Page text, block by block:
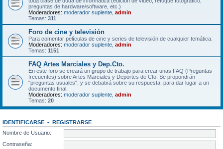
preguntas de hardware/software, etc.)
Moderadores: moderador suplente admin
Temas: 311
Foro de cine y televisión
Para comentar películas de cine y series de televisión de cualquier temática.
Moderadores: moderador suplente admin
Temas: 1151
FAQ Artes Marciales y Dep.Cto.
En este foro se creará un grupo de trabajo para crear unas FAQ (Preguntas
frecuentes) sobre Artes Marciales y Deportes de Cto. Se propondrán
"preguntas usuales", y se debatirá sobre su respuesta, para dar lugar a un
documento final.
Moderadores: moderador suplente admin
Temas: 20
IDENTIFICARSE • REGISTRARSE
Nombre de Usuario:
Contraseña: